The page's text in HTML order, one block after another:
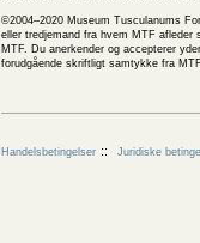
©2004–2020 Museum Tusculanums
eller tredjemand fra hvem MTF
MTF. Du anerkender og accepterer
forudgående skriftligt samtykke fra
Handelsbetingelser Juridiske